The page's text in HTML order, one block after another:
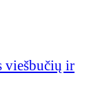
viešbučių ir